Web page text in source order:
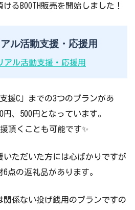
るBOOTH販売を開始しました！
ル活動支援・応援用
アル活動支援・応援用
援C」までの3つのプランがあ
、500円となっています。
頂くことも可能です✨
ただいた方には心ばかりですが
点の返礼品があります。
関係ない投げ銭用のプランですの